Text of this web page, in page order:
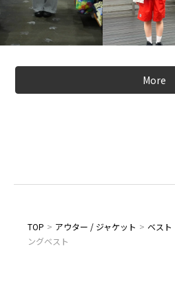
More
TOP > アウター / ジャケット > ベスト
ングベスト